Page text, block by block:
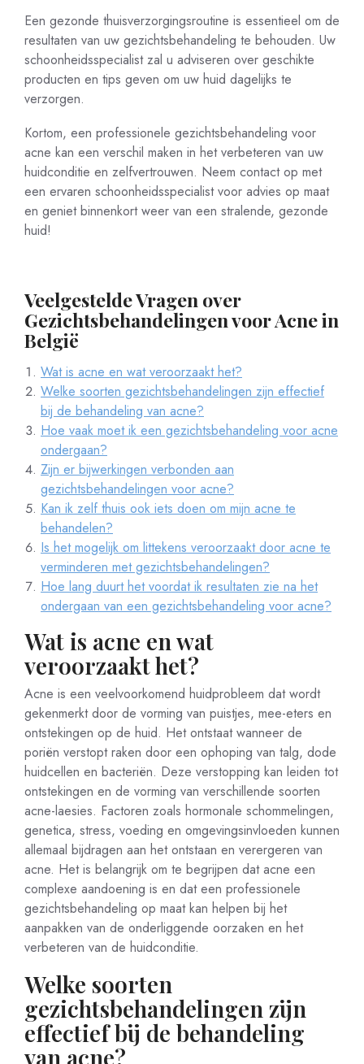
Een gezonde thuisverzorgingsroutine is essentieel om de
resultaten van uw gezichtsbehandeling te behouden. Uw
schoonheidsspecialist zal u adviseren over geschikte
producten en tips geven om uw huid dagelijks te
verzorgen.
Kortom, een professionele gezichtsbehandeling voor
acne kan een verschil maken in het verbeteren van uw
huidconditie en zelfvertrouwen. Neem contact op met
een ervaren schoonheidsspecialist voor advies op maat
en geniet binnenkort weer van een stralende, gezonde
huid!
Veelgestelde Vragen over
Gezichtsbehandelingen voor Acne in
België
Wat is acne en wat veroorzaakt het?
Welke soorten gezichtsbehandelingen zijn effectief
bij de behandeling van acne?
Hoe vaak moet ik een gezichtsbehandeling voor acne
ondergaan?
Zijn er bijwerkingen verbonden aan
gezichtsbehandelingen voor acne?
Kan ik zelf thuis ook iets doen om mijn acne te
behandelen?
Is het mogelijk om littekens veroorzaakt door acne te
verminderen met gezichtsbehandelingen?
Hoe lang duurt het voordat ik resultaten zie na het
ondergaan van een gezichtsbehandeling voor acne?
Wat is acne en wat
veroorzaakt het?
Acne is een veelvoorkomend huidprobleem dat wordt
gekenmerkt door de vorming van puistjes, mee-eters en
ontstekingen op de huid. Het ontstaat wanneer de
poriën verstopt raken door een ophoping van talg, dode
huidcellen en bacteriën. Deze verstopping kan leiden tot
ontstekingen en de vorming van verschillende soorten
acne-laesies. Factoren zoals hormonale schommelingen,
genetica, stress, voeding en omgevingsinvloeden kunnen
allemaal bijdragen aan het ontstaan en verergeren van
acne. Het is belangrijk om te begrijpen dat acne een
complexe aandoening is en dat een professionele
gezichtsbehandeling op maat kan helpen bij het
aanpakken van de onderliggende oorzaken en het
verbeteren van de huidconditie.
Welke soorten
gezichtsbehandelingen zijn
effectief bij de behandeling
van acne?